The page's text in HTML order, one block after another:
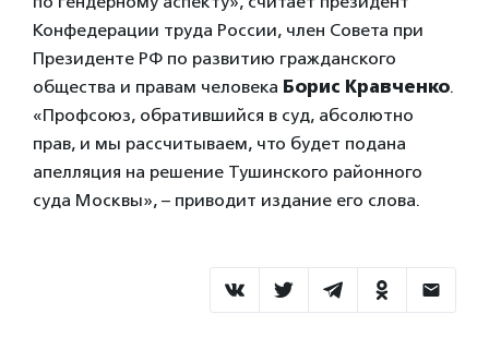
Конфедерации труда России, член Совета при
Президенте РФ по развитию гражданского
общества и правам человека Борис Кравченко.
«Профсоюз, обратившийся в суд, абсолютно
прав, и мы рассчитываем, что будет подана
апелляция на решение Тушинского районного
суда Москвы», – приводит издание его слова.